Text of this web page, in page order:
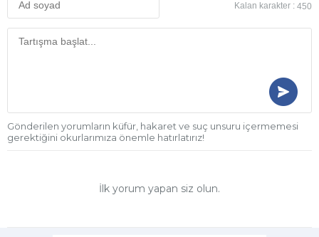
Kalan karakter : 450
Gönderilen yorumların küfür, hakaret ve suç unsuru içermemesi
gerektiğini okurlarımıza önemle hatırlatırız!
İlk yorum yapan siz olun.